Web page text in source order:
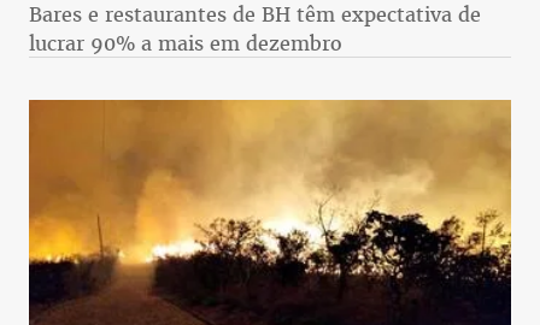
Bares e restaurantes de BH têm expectativa de
lucrar 90% a mais em dezembro